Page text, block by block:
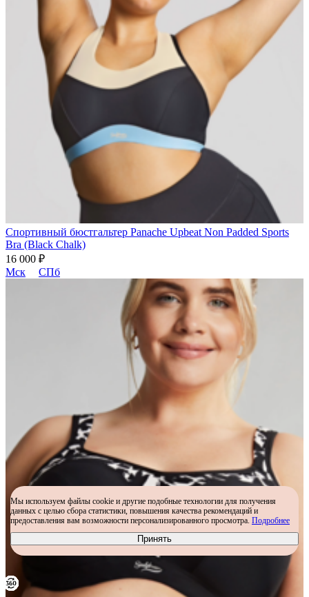
Спортивный бюстгальтер Panache Upbeat Non Padded Sports
Bra (Black Chalk)
16 000 ₽
Мск
СПб
Мы используем файлы cookie и другие подобные технологии для получения
данных с целью сбора статистики, повышения качества рекомендаций и
предоставления вам возможности персонализированного просмотра. Подробнее
Принять